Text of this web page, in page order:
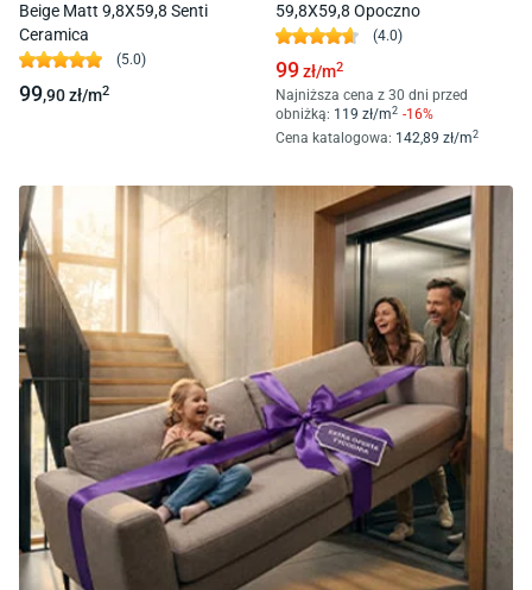
Beige Matt 9,8X59,8 Senti
Ceramica
(5.0)
99,90zł/m2
59,8X59,8 Opoczno
(4.0)
99zł/m2
Najniższa cena z 30 dni przed
obniżką: 119 zł/m2 -16%
Cena katalogowa: 142,89 zł/m2